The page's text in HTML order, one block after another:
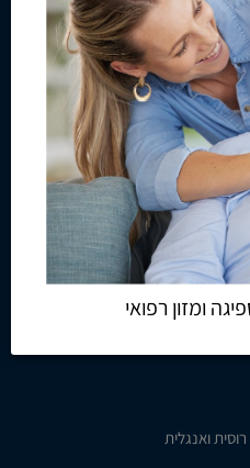
ואנגלית
ומזון רפואי